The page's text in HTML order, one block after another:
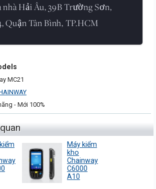
nhà Hải Âu, 39B Trường Sơn,
Quận Tân Bình, TP.HCM
MC21
- Mới 100%
Máy kiểm
kho
Chainway
C6000
A10